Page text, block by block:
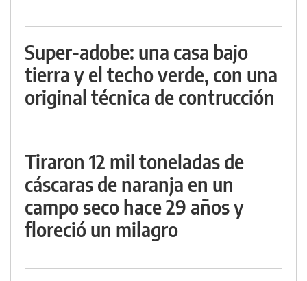
Super-adobe: una casa bajo
tierra y el techo verde, con una
original técnica de contrucción
Tiraron 12 mil toneladas de
cáscaras de naranja en un
campo seco hace 29 años y
floreció un milagro